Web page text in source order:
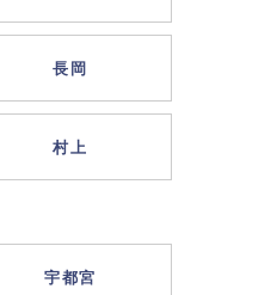
長岡
村上
宇都宮